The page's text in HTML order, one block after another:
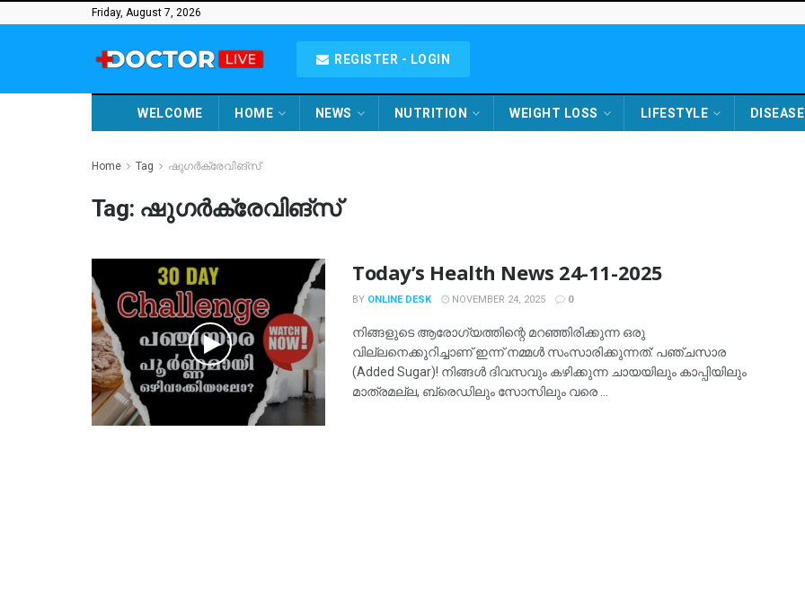
Friday, August 7, 2026
REGISTER - LOGIN
WELCOME HOME NEWS NUTRITION WEIGHT LOSS LIFESTYLE DISEASE
Home Tag ഷുഗർക്രേവിങ്സ്
Tag: ഷുഗർക്രേവിങ്സ്
Today’s Health News 24-11-2025
BY ONLINE DESK NOVEMBER 24, 2025 0
നിങ്ങളുടെ ആരോഗ്യത്തിന്റെ മറഞ്ഞിരിക്കുന്ന ഒരു
വില്ലനെക്കുറിച്ചാണ് ഇന്ന് നമ്മൾ സംസാരിക്കുന്നത്: പഞ്ചസാര
(Added Sugar)! നിങ്ങൾ ദിവസവും കഴിക്കുന്ന ചായയിലും കാപ്പിയിലും
മാത്രമല്ല, ബ്രെഡിലും സോസിലും വരെ ...